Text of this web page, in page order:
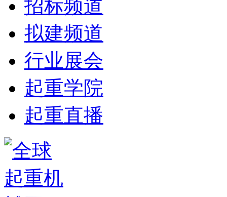
招标频道
拟建频道
行业展会
起重学院
起重直播